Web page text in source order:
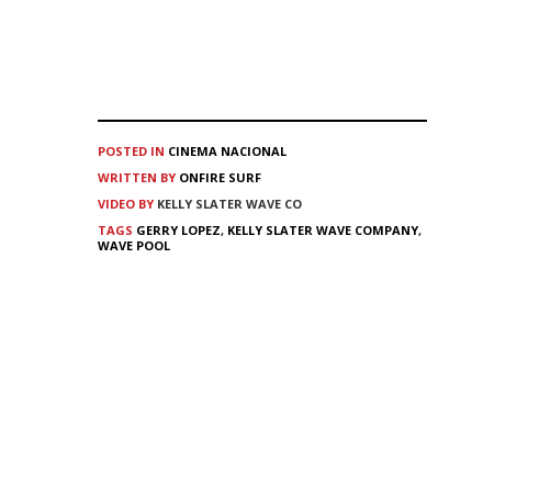
POSTED IN CINEMA NACIONAL
WRITTEN BY ONFIRE SURF
VIDEO BY KELLY SLATER WAVE CO
TAGS GERRY LOPEZ, KELLY SLATER WAVE COMPANY,
WAVE POOL